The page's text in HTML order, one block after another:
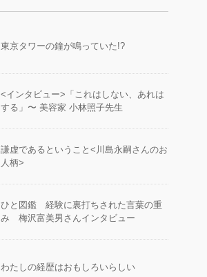
東京タワーの鐘が鳴っていた!?
<インタビュー>「これはしない、あれは
する」〜 美容家 小林照子先生
謙虚であるということ<川島永嗣さんのお
人柄>
ひと図鑑 経験に裏打ちされた言葉の重
み 梅沢富美男さんインタビュー
わたしの経歴はおもしろいらしい